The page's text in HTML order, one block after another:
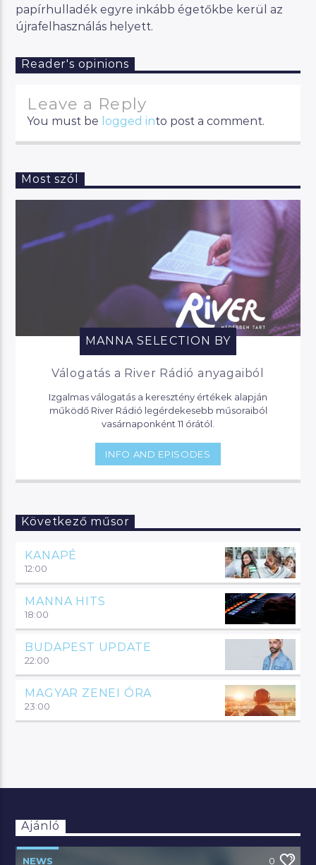
papírhulladék egyre inkább égetőkbe kerül az
újrafelhasználás helyett.
Reader's opinions
Leave a Reply
You must be logged into post a comment.
Most szól
MANNA SELECTION BY
Válogatás a River Rádió anyagaiból
Izgalmas válogatás a keresztény értékek alapján
működő River Rádió legérdekesebb műsoraiból
vasárnaponként 11 órától.
INFO AND EPISODES
Következő műsor
KANAPÉ
12:00
MANNA HITS
18:00
BUDAPEST UPDATE
22:00
MAGYAR ZENEI ÓRA
23:00
Ajánló
NEWS 0